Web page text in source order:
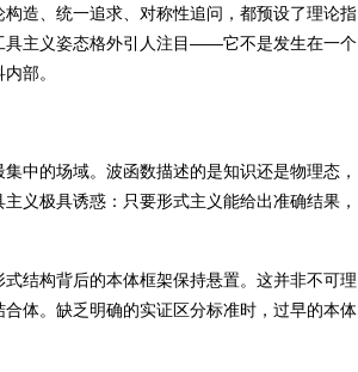
造、统一追求、对称性追问，都预设了理论指
具主义姿态格外引人注目——它不是发生在一个
部。
中的场域。波函数描述的是知识还是物理态，
义极具诱惑：只要形式主义能给出准确结果，
结构背后的本体框架保持悬置。这并非不可理
体。缺乏明确的实证区分标准时，过早的本体